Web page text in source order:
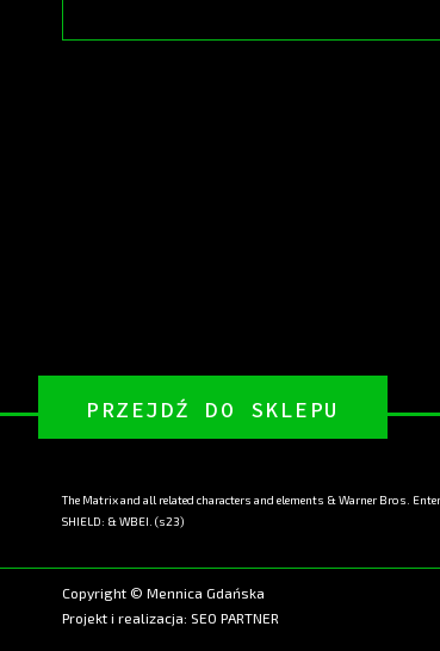
PRZEJDŹ DO SKLEPU
The Matrix and all related characters and elements & Warner Bros.
SHIELD: & WBEI. (s23)
Copyright © Mennica Gdańska
Projekt i realizacja: SEO PARTNER